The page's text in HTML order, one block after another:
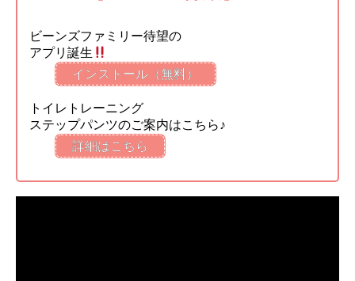
ビーンズファミリー待望の
アプリ誕生
インストール（無料）
トイレトレーニング
ステップパンツのご案内はこちら♪
詳細はこちら